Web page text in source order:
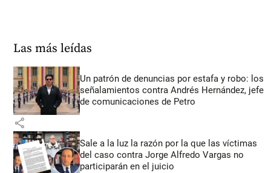
Las más leídas
Un patrón de denuncias por estafa y robo: los
señalamientos contra Andrés Hernández, jefe
de comunicaciones de Petro
share
Sale a la luz la razón por la que las víctimas
del caso contra Jorge Alfredo Vargas no
participarán en el juicio